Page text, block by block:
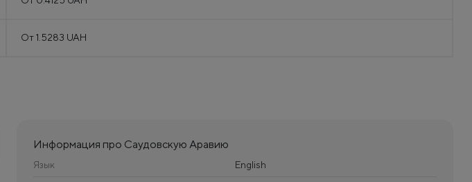
От 1.5283 UAH
Информация про Саудовскую Аравию
Язык English